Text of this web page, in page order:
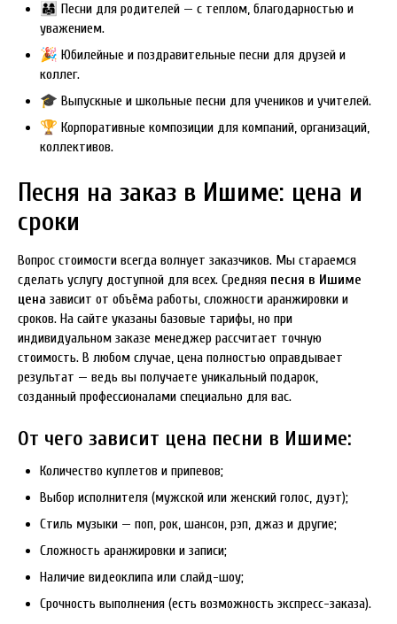
👨‍👩‍👧 Песни для родителей — с теплом, благодарностью и
уважением.
🎉 Юбилейные и поздравительные песни для друзей и
коллег.
🎓 Выпускные и школьные песни для учеников и учителей.
🏆 Корпоративные композиции для компаний, организаций,
коллективов.
Песня на заказ в Ишиме: цена и
сроки
Вопрос стоимости всегда волнует заказчиков. Мы стараемся
сделать услугу доступной для всех. Средняя песня в Ишиме
цена зависит от объёма работы, сложности аранжировки и
сроков. На сайте указаны базовые тарифы, но при
индивидуальном заказе менеджер рассчитает точную
стоимость. В любом случае, цена полностью оправдывает
результат — ведь вы получаете уникальный подарок,
созданный профессионалами специально для вас.
От чего зависит цена песни в Ишиме:
Количество куплетов и припевов;
Выбор исполнителя (мужской или женский голос, дуэт);
Стиль музыки — поп, рок, шансон, рэп, джаз и другие;
Сложность аранжировки и записи;
Наличие видеоклипа или слайд-шоу;
Срочность выполнения (есть возможность экспресс-заказа).